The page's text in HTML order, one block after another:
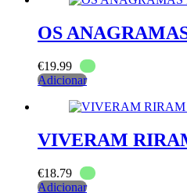
OS
€19.99
Adicionar
VIVERAM
€18.79
Adicionar